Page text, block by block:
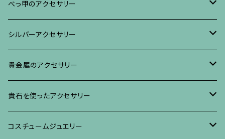
ブレスレット・バングル、その他
ブレスレット、その他
ネックレス、ペンダント
リング
ブレスレット、その他
イヤリング・ピアス
ネックレス、ペンダント
リング
ブレスレット、その他
べっ甲に蒔絵のアクセサリー
ブローチ
イヤリング・ピアス
真珠に蒔絵のアクセサリー
ブローチ
イヤリング、ピアス
水晶に蒔絵のアクセサリー
ブローチ
イヤリング、ピアス
朴の木やポプラに蒔絵のアクセサリー
ブローチ
その他の蒔絵のアクセサリー
べっ甲のアクセサリー
ブローチ
イヤリング、ピアス
ネックレス、ペンダント
リング
シルバーアクセサリー
ブローチ
イヤリング、ピアス
ネックレス、ペンダント
貴金属のアクセサリー
ブローチ
イヤリング、ピアス
貴石を使ったアクセサリー
ブローチ
コスチュームジュエリー